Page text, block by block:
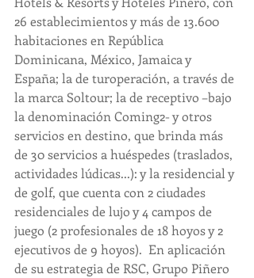
26 establecimientos y más de 13.600
habitaciones en República
Dominicana, México, Jamaica y
España; la de turoperación, a través de
la marca Soltour; la de receptivo –bajo
la denominación Coming2- y otros
servicios en destino, que brinda más
de 30 servicios a huéspedes (traslados,
actividades lúdicas...): y la residencial y
de golf, que cuenta con 2 ciudades
residenciales de lujo y 4 campos de
juego (2 profesionales de 18 hoyos y 2
ejecutivos de 9 hoyos).  En aplicación
de su estrategia de RSC, Grupo Piñero